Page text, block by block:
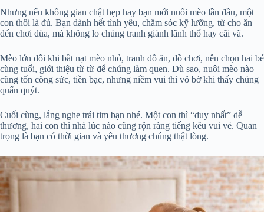
Nhưng nếu không gian chật hẹp hay bạn mới nuôi mèo lần đầu, một
con thôi là đủ. Bạn dành hết tình yêu, chăm sóc kỹ lưỡng, từ cho ăn
đến chơi đùa, mà không lo chúng tranh giành lãnh thổ hay cãi vã.
Mèo lớn đôi khi bắt nạt mèo nhỏ, tranh đồ ăn, đồ chơi, nên chọn hai bé
cùng tuổi, giới thiệu từ từ để chúng làm quen. Dù sao, nuôi mèo nào
cũng tốn công sức, tiền bạc, nhưng niềm vui thì vô bờ khi thấy chúng
quấn quýt.
Cuối cùng, lắng nghe trái tim bạn nhé. Một con thì “duy nhất” dễ
thương, hai con thì nhà lúc nào cũng rộn ràng tiếng kêu vui vẻ. Quan
trọng là bạn có thời gian và yêu thương chúng thật lòng.